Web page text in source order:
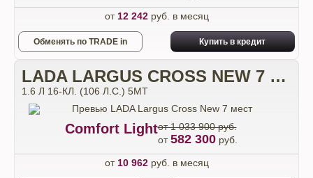
от 12 242руб. в месяц
Обменять по TRADE in Купить в кредит
LADA LARGUS CROSS NEW 7 МЕСТ
1.6 Л 16-КЛ. (106 Л.С.) 5МТ
Comfort Lightот 1 033 900 руб.
от582 300руб.
от 10 962руб. в месяц